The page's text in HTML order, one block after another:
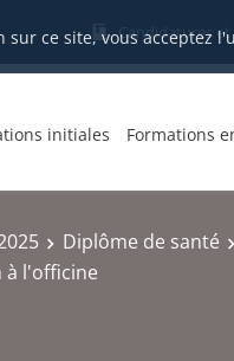
ce site, vous acceptez
Candidatures
initiales Formations
Diplôme de santé
à l'officine